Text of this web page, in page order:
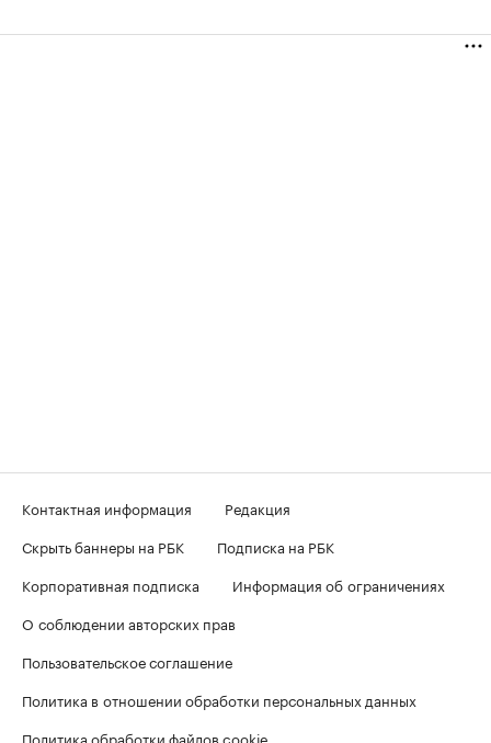
Контактная информация
Редакция
Скрыть баннеры на РБК
Подписка на РБК
Корпоративная подписка
Информация об ограничениях
О соблюдении авторских прав
Пользовательское соглашение
Политика в отношении обработки персональных данных
Политика обработки файлов cookie